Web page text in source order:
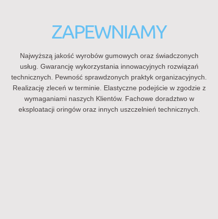
ZAPEWNIAMY
Najwyższą jakość wyrobów gumowych oraz świadczonych
usług. Gwarancję wykorzystania innowacyjnych rozwiązań
technicznych. Pewność sprawdzonych praktyk organizacyjnych.
Realizację zleceń w terminie. Elastyczne podejście w zgodzie z
wymaganiami naszych Klientów. Fachowe doradztwo w
eksploatacji oringów oraz innych uszczelnień technicznych.